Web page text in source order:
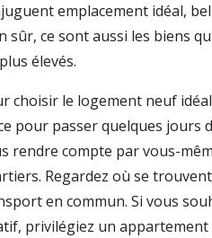
emplacement idéal,
sûr, ce sont aussi les biens
élevés.
choisir le logement neuf
pour passer quelques jours
rendre compte par vous-
Regardez où se
en commun. Si vous
privilégiez un